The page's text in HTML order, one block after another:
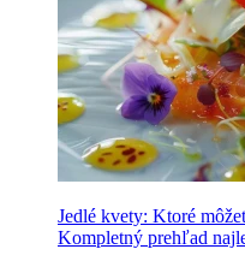
Jedlé kvety: Ktoré
Kompletný prehľad